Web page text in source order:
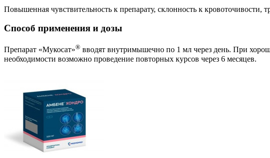
Повышенная чувствительность к препарату, склонность к кровоточивости,
Способ применения и дозы
Препарат «Мукосат»® вводят внутримышечно по 1 мл через день. При
необходимости возможно проведение повторных курсов через 6 месяцев.